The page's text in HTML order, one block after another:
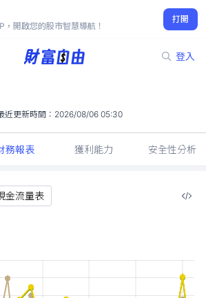
，開啟您的股市智慧導航！
打開
登入
55.90
0.17%
近更新時間： 2026/08/06 05:30
務報表 獲利能力 安全性分析
金流量表